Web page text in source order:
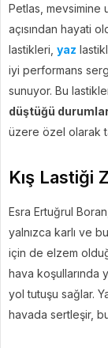
Petlas, mevsimine
açısından hayati
lastikleri, yaz
iyi performans
sunuyor. Bu
düştüğü
üzere özel olarak
Kış Lastiği
Esra Ertuğrul
yalnızca karlı ve
için de elzem
hava koşullarında
yol tutuşu sağlar.
havada sertleşir,